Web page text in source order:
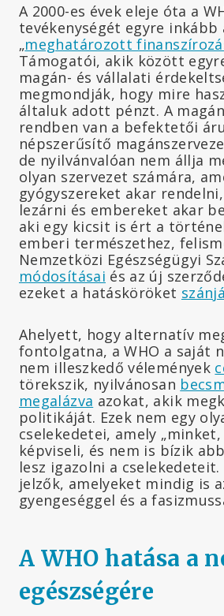
A 2000-es évek eleje óta a
tevékenységét egyre inkább
„meghatározott
Támogatói, akik között
magán- és vállalati
megmondják, hogy mire
általuk adott pénzt. A
rendben van a befektetői
népszerűsítő
de nyilvánvalóan nem állja
olyan szervezet számára,
gyógyszereket akar
lezárni és embereket akar
aki egy kicsit is ért a
emberi természethez,
Nemzetközi Egészségügyi
módosításai és az új
ezeket a hatásköröket
Ahelyett, hogy alternatív
fontolgatna, a WHO a saját
nem illeszkedő vélemények
törekszik, nyilvánosan
megalázva azokat, akik
politikáját. Ezek nem egy
cselekedetei, amely
képviseli, és nem is bízik
lesz igazolni a cselekedeteit.
jelzők, amelyeket mindig is
gyengeséggel és a
A WHO hatása a
egészségére